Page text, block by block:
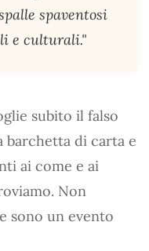
spaventosi
e culturali."
subito il falso
barchetta di carta e
ai come e ai
Non
sono un evento